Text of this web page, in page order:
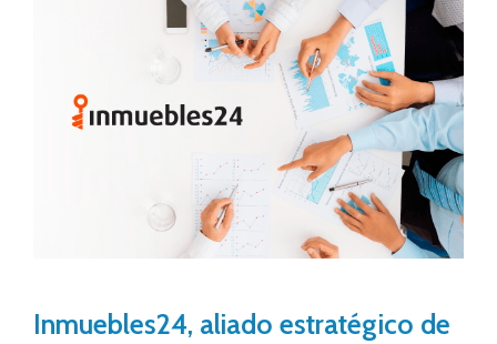
Inmuebles24, aliado estratégico de